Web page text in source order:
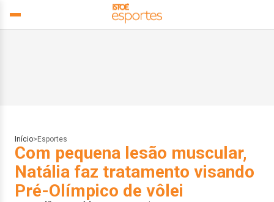
Início> Esportes
Com pequena lesão muscular,
Natália faz tratamento visando
Pré-Olímpico de vôlei